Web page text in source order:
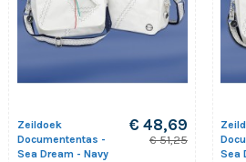
Zeildoek
Documententas -
Sea Dream - Navy
€ 48,69
€ 51,25
Sea